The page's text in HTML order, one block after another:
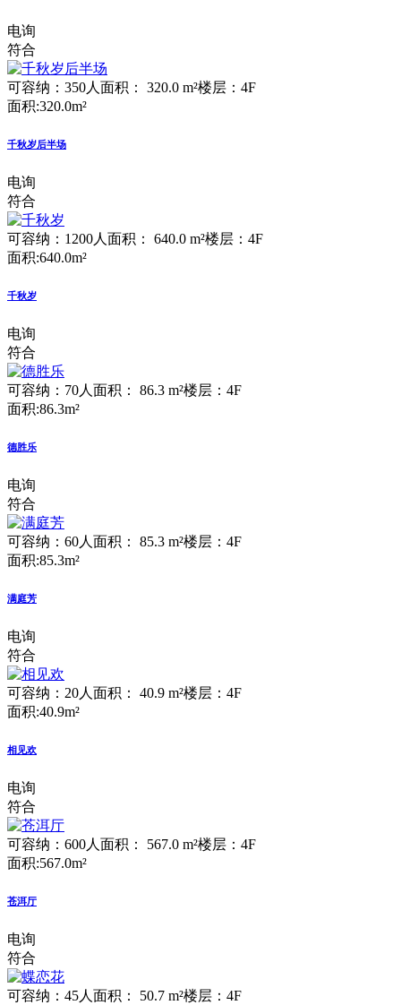
电询
符合
可容纳：350人面积： 320.0 m²楼层：4F
面积:320.0m²
千秋岁后半场
电询
符合
可容纳：1200人 面积： 640.0 m²楼层：4F
面积:640.0m²
千秋岁
电询
符合
可容纳：70人 面积： 86.3 m²楼层：4F
面积:86.3m²
德胜乐
电询
符合
可容纳：60人 面积： 85.3 m²楼层：4F
面积:85.3m²
满庭芳
电询
符合
可容纳：20人 面积： 40.9 m²楼层：4F
面积:40.9m²
相见欢
电询
符合
可容纳：600人 面积： 567.0 m²楼层：4F
面积:567.0m²
苍洱厅
电询
符合
可容纳：45人 面积： 50.7 m²楼层：4F